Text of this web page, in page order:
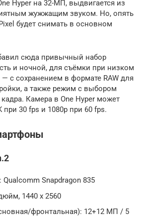
Hyper на 32-МП, выдвигается из
жужжащим звуком. Но, опять
будет снимать в основном
сюда привычный набор
и ночной, для съёмки при низком
с сохранением в формате RAW для
а также режим с выбором
Камера в One Hyper может
30 fps и 1080p при 60 fps.
Qualcomm Snapdragon 835
1440 x 2560
фронтальная): 12+12 МП / 5